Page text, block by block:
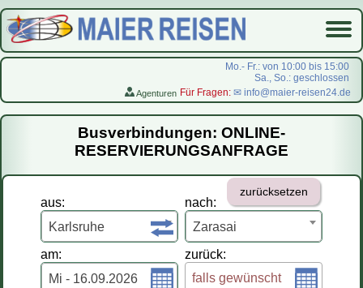
Mo.- Fr.: von 10:00 bis 15:00
Sa., So.: geschlossen
Agenturen Für Fragen: ✉ info@maier-reisen24.de
Startseite
Busverbindungen
Flugreisen
LastMinute-Pauschal
На русском
Busverbindungen: ONLINE-
RESERVIERUNGSANFRAGE
aus:
Karlsruhe
am:
Mi - 16.09.2026
nach:
Zarasai
zurücksetzen
zurück:
falls gewünscht